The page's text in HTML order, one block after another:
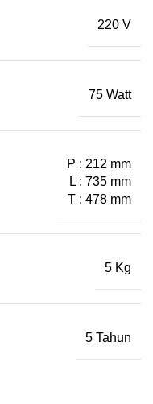
220 V
75 Watt
P : 212 mm
L : 735 mm
T : 478 mm
5 Kg
5 Tahun